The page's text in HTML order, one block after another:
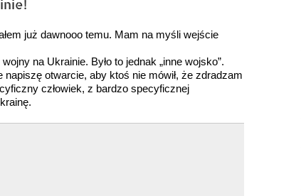
już dawnooo temu. Mam na myśli wejście
na Ukrainie. Było to jednak „inne wojsko”.
otwarcie, aby ktoś nie mówił, że zdradzam
człowiek, z bardzo specyficznej